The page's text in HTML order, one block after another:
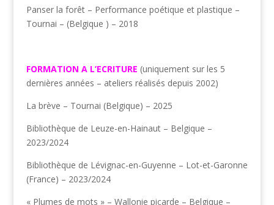
Panser la forêt – Performance poétique et plastique –
Tournai – (Belgique ) – 2018
FORMATION A L’ECRITURE (uniquement sur les 5
dernières années – ateliers réalisés depuis 2002)
La brève – Tournai (Belgique) – 2025
Bibliothèque de Leuze-en-Hainaut – Belgique –
2023/2024
Bibliothèque de Lévignac-en-Guyenne – Lot-et-Garonne
(France) – 2023/2024
« Plumes de mots » – Wallonie picarde – Belgique –